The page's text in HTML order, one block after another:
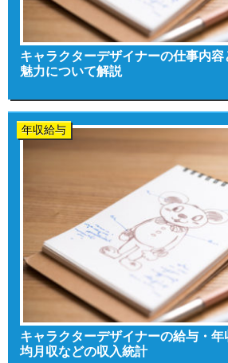
キャラクターデザイナーの仕事内
魅力について解説
年収給与
キャラクターデザイナーの給与・
均月収などの収入統計